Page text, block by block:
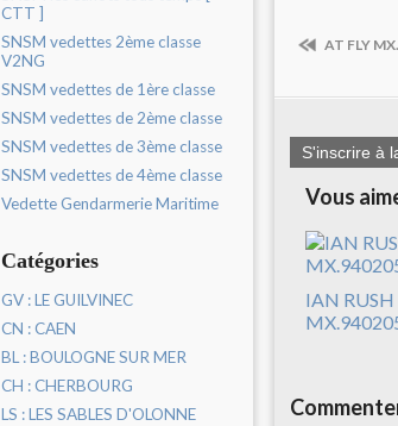
CTT ]
SNSM vedettes 2ème classe
V2NG
SNSM vedettes de 1ère classe
SNSM vedettes de 2ème classe
SNSM vedettes de 3ème classe
SNSM vedettes de 4ème classe
Vedette Gendarmerie Maritime
Catégories
GV : LE GUILVINEC
CN : CAEN
BL : BOULOGNE SUR MER
CH : CHERBOURG
LS : LES SABLES D'OLONNE
AT FLY
S'inscrire à
Vous
IAN RUSH